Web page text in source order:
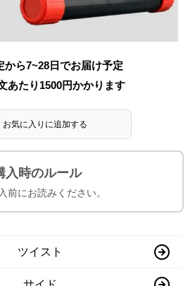
から7~28日でお届け予定
あたり 1500円かかります
お気に入りに追加する
入時のルール
前にお読みください。
ツイスト